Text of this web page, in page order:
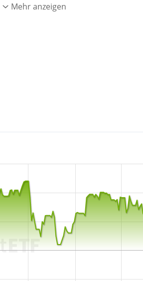
(Jährlich).
Mehr anzeigen